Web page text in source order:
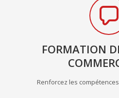
FORMATION
Renforcez les